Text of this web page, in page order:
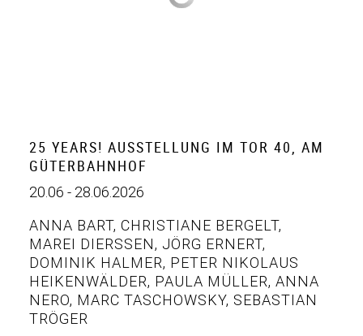
25 YEARS! AUSSTELLUNG IM TOR 40, AM
GÜTERBAHNHOF
20.06 - 28.06.2026
ANNA BART, CHRISTIANE BERGELT,
MAREI DIERSSEN
, JÖRG ERNERT,
DOMINIK HALMER, PETER NIKOLAUS
HEIKENWÄLDER, PAULA MÜLLER, ANNA
NERO, MARC TASCHOWSKY, SEBASTIAN
TRÖGER